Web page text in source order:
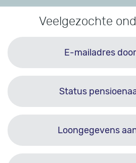
Veelgezochte
E-mailadres
Status
Loongegevens